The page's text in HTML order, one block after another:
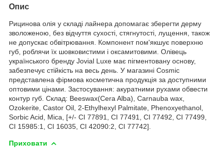
Опис
Рицинова олія у складі лайнера допомагає зберегти дерму
зволоженою, без відчуття сухості, стягнутості, лущення, також
не допускає обвітрювання. Компонент пом'якшує поверхню
губ, роблячи їх шовковистими і оксамитовими. Олівець
українського бренду Jovial Luxe має пігментовану основу,
забезпечує стійкість на весь день. У магазині Cosmic
представлена фірмова косметична продукція за доступними
оптовими цінами. Застосування: акуратними рухами обвести
контур губ. Склад: Beeswax(Cera Alba), Carnauba wax,
Ozokerite, Castor Oil, 2-Ethylhexyl Palmitate, Phenoxyethanol,
Sorbic Acid, Mica, [+/- CI 77891, CI 77491, CI 77492, CI 77499,
CI 15985:1, CI 16035, CI 42090:2, CI 77742].
Приховати